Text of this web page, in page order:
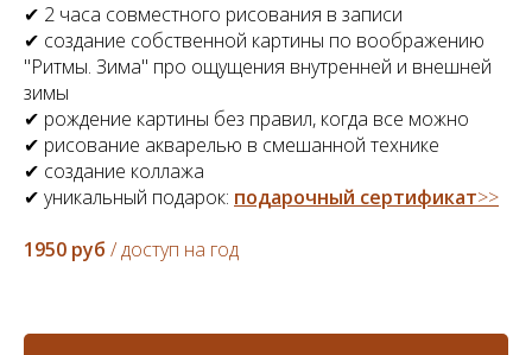
✔ 2 часа совместного рисования в записи
✔ создание собственной картины по воображению
"Ритмы. Зима" про ощущения внутренней и внешней
зимы
✔ рождение картины без правил, когда все можно
✔ рисование акварелью в смешанной технике
✔ создание коллажа
✔ уникальный подарок: подарочный сертификат>>
1950 руб / доступ на год